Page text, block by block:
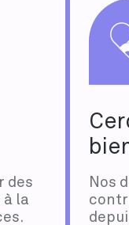
des
la
Nos